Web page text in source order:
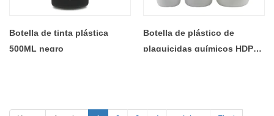
Botella de tinta plástica
500ML negro
Botella de plástico de
plaguicidas químicos HDPE